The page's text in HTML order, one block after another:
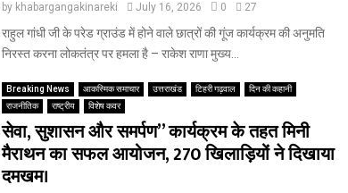
by khabargangakinareki July 16, 2026 0 27
राहुल गांधी जी के परेड ग्राउंड में होने वाले छात्रों की गूंज कार्यक्रम की अनुमति
निरस्त करना लोकतंत्र पर हमला है – राकेश राणा मुख्य...
Breaking News आकस्मिक समाचार उत्तराखंड टिहरी गढ़वाल
दिन की कहानी
राजनीतिक
राष्ट्रीय विशेष कवर
सेवा, सुशासन और समर्पण” कार्यक्रम के तहत मिनी
मैराथन का सफल आयोजन, 270 खिलाड़ियों ने दिखाया
दमखम।